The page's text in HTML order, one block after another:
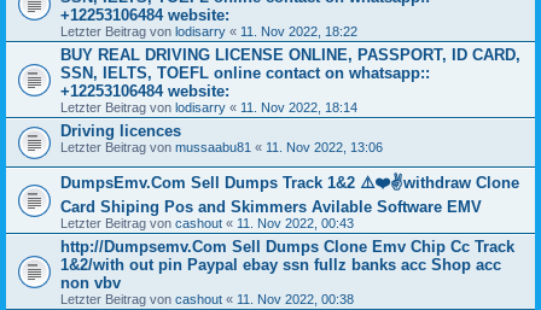
+12253106484 website:
Letzter Beitrag von lodisarry « 11. Nov 2022, 18:22
BUY REAL DRIVING LICENSE ONLINE, PASSPORT, ID CARD,
SSN, IELTS, TOEFL online contact on whatsapp::
+12253106484 website:
Letzter Beitrag von lodisarry « 11. Nov 2022, 18:14
Driving licences
Letzter Beitrag von mussaabu81 « 11. Nov 2022, 13:06
DumpsEmv.Com Sell Dumps Track 1&2 ⚠️❤️✌withdraw Clone
Card Shiping Pos and Skimmers Avilable Software EMV
Letzter Beitrag von cashout « 11. Nov 2022, 00:43
http://Dumpsemv.Com Sell Dumps Clone Emv Chip Cc Track
1&2/with out pin Paypal ebay ssn fullz banks acc Shop acc
non vbv
Letzter Beitrag von cashout « 11. Nov 2022, 00:38